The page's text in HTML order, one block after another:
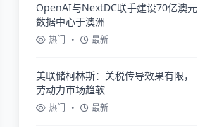
OpenAI与NextDC联手建设70亿澳元
数据中心于澳洲
热门 • 最新
美联储柯林斯：关税传导效果有限，
劳动力市场趋软
热门 • 最新